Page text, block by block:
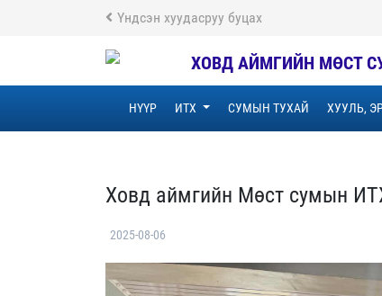
Үндсэн хуудасруу буцах
ХОВД АЙМГИЙН МӨСТ
НҮҮР ИТХ СУМЫН ТУХАЙ ХУУЛЬ,
Ховд аймгийн Мөст сумын
2025-08-06